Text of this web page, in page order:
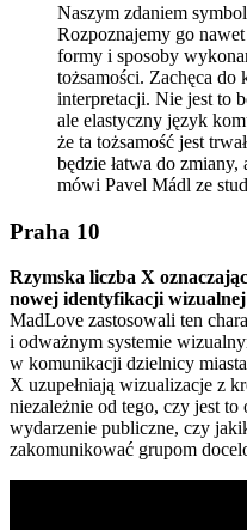
Naszym zdaniem
Rozpoznajemy go
formy i sposoby
tożsamości. Zachęca
interpretacji. Nie jest to
ale elastyczny język
że ta tożsamość jest
będzie łatwa do
mówi Pavel Mádl ze
Praha 10
Rzymska liczba X
nowej identyfikacji
MadLove zastosowali ten
i odważnym systemie
w komunikacji dzielnicy
X uzupełniają wizualizacje z
niezależnie od tego, czy jest
wydarzenie publiczne, czy
zakomunikować grupom